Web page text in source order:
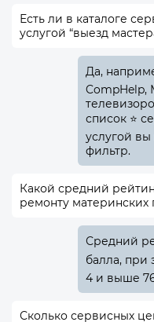
Есть ли в каталоге
услугой “выезд
Да,
CompHelp,
список ⭐
услугой
фильтр.
Какой средний
ремонту материнских
Средний
балла, при
4 и выше
Сколько сервисных